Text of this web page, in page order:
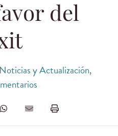
del
Noticias y Actualización,